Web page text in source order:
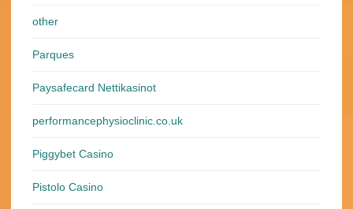
other
Parques
Paysafecard Nettikasinot
performancephysioclinic.co.uk
Piggybet Casino
Pistolo Casino